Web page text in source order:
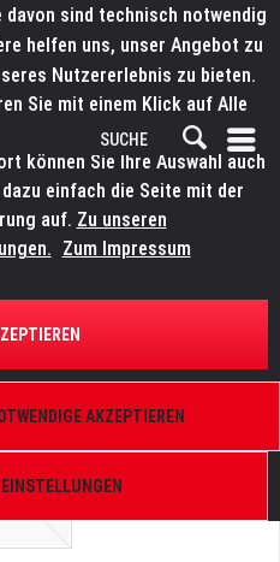
davon sind technisch notwendig
helfen uns, unser Angebot zu
Nutzererlebnis zu bieten.
Sie mit einem Klick auf Alle
finden Sie in den
können Sie Ihre Auswahl auch
einfach die Seite mit der
auf. Zu unseren
Zum Impressum
AKZEPTIEREN